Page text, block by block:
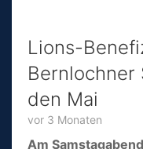
Lions-
Bernlochner
den Mai
vor 3 Monaten
Am